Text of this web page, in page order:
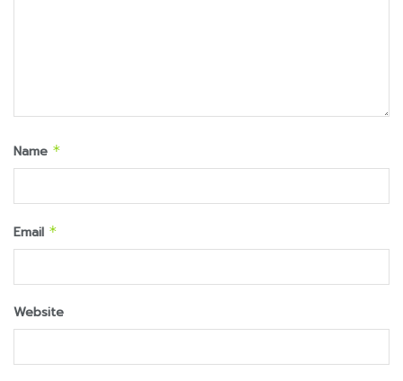
Name *
Email *
Website